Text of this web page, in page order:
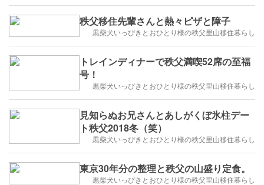
秩父移住先輩さんと熱々ピザと障子
黒柴犬いっぴきとおひとり様の秩父里山移住暮らし
トレインディナーで秩父満喫52席の至福
号！
黒柴犬いっぴきとおひとり様の秩父里山移住暮らし
見知らぬお兄さんとあしがくぼ氷柱デー
ト秩父2018冬（笑）
黒柴犬いっぴきとおひとり様の秩父里山移住暮らし
東京30年分の整理と秩父の山盛り定食。
黒柴犬いっぴきとおひとり様の秩父里山移住暮らし